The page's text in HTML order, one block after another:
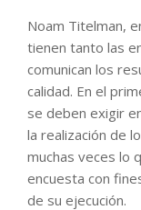
Noam Titelman,
tienen tanto las
comunican los
calidad. En el
se deben exigir
la realización de
muchas veces lo
encuesta con
de su ejecución.